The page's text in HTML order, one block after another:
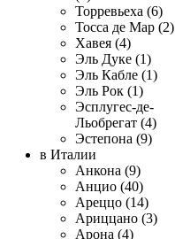
Торревьеха (6)
Тосса де Мар (2)
Хавея (4)
Эль Дуке (1)
Эль Кабле (1)
Эль Рок (1)
Эсплугес-де-
Льобрегат (4)
Эстепона (9)
в Италии
Анкона (9)
Анцио (40)
Ареццо (14)
Ариццано (3)
Арона (4)